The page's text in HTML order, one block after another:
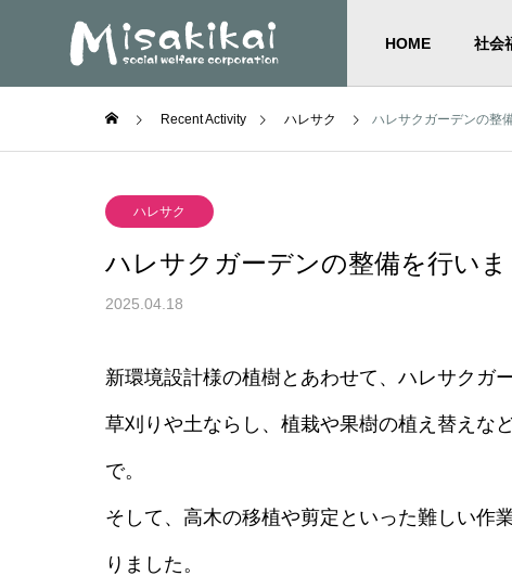
HOME 社会
Recent Activity ハレサク ハレサクガーデンの整
ハレサク
ハレサクガーデンの整備を行いま
2025.04.18
新環境設計様の植樹とあわせて、ハレサクガ
草刈りや土ならし、植栽や果樹の植え替えな
で。
そして、高木の移植や剪定といった難しい作
りました。